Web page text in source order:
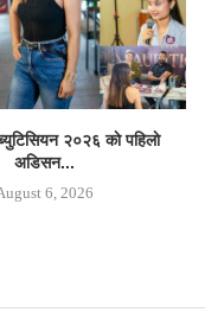
२०२६ काे पहिलाे
अडिसन...
6, 2026